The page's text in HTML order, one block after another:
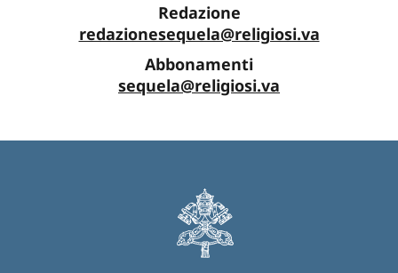
Redazione
redazionesequela@religiosi.va
Abbonamenti
sequela@religiosi.va